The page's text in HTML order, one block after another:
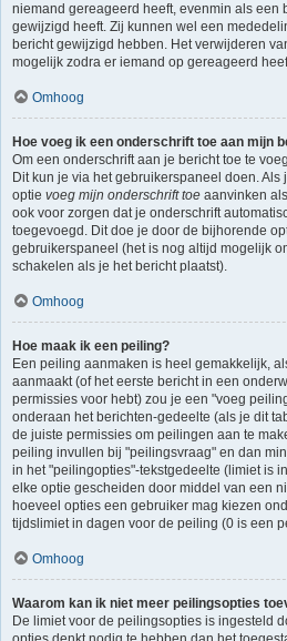
niemand gereageerd heeft, evenmin als een
gewijzigd heeft. Zij kunnen wel een
bericht gewijzigd hebben. Het verwijderen
mogelijk zodra er iemand op gereageerd
Omhoog
Hoe voeg ik een onderschrift toe aan mijn
Om een onderschrift aan je bericht toe te
Dit kun je via het gebruikerspaneel doen. Als
optie voeg mijn onderschrift toe aanvinken
ook voor zorgen dat je onderschrift
toegevoegd. Dit doe je door de bijhorende
gebruikerspaneel (het is nog altijd mogelijk
schakelen als je het bericht plaatst).
Omhoog
Hoe maak ik een peiling?
Een peiling aanmaken is heel gemakkelijk,
aanmaakt (of het eerste bericht in een
permissies voor hebt) zou je een "voeg
onderaan het berichten-gedeelte (als je dit
de juiste permissies om peilingen aan te
peiling invullen bij "peilingsvraag" en dan
in het "peilingopties"-tekstgedeelte (limiet is
elke optie gescheiden door middel van een
hoeveel opties een gebruiker mag kiezen
tijdslimiet in dagen voor de peiling (0 is een
Omhoog
Waarom kan ik niet meer peilingsopties
De limiet voor de peilingsopties is ingesteld